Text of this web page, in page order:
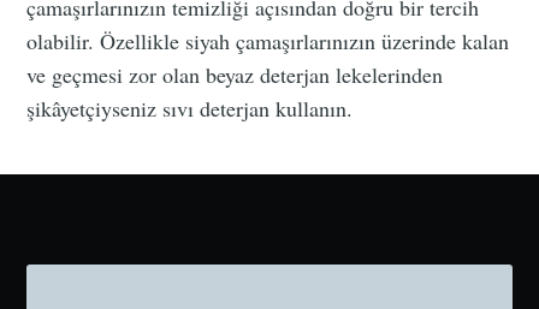
çamaşırlarınızın temizliği açısından doğru bir tercih
olabilir. Özellikle siyah çamaşırlarınızın üzerinde kalan
ve geçmesi zor olan beyaz deterjan lekelerinden
şikâyetçiyseniz sıvı deterjan kullanın.